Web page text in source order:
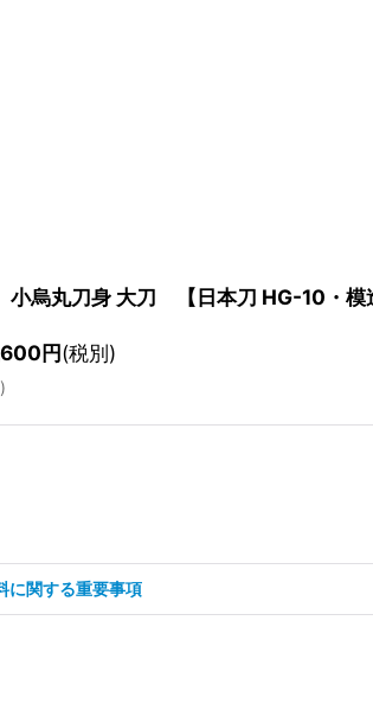
烏丸刀身 大刀 【日本刀 HG-10・模
円(税別)
)
に関する重要事項